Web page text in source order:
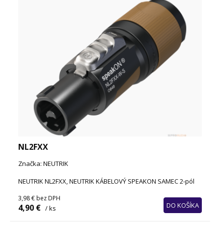
NL2FXX
Značka: NEUTRIK
NEUTRIK NL2FXX, NEUTRIK KÁBELOVÝ SPEAKON SAMEC 2-pól
3,98 € bez DPH
4,90 € / ks DO KOŠÍKA